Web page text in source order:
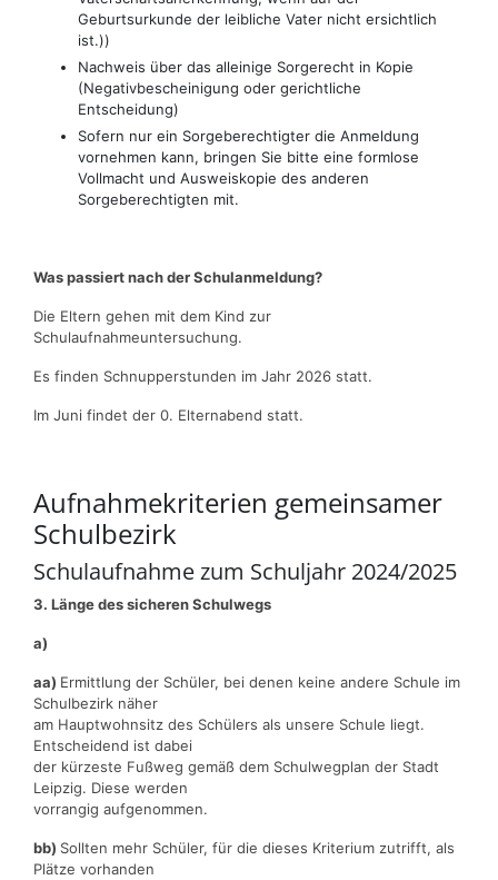
Geburtsurkunde der leibliche Vater nicht ersichtlich
ist.))
Nachweis über das alleinige Sorgerecht in Kopie
(Negativbescheinigung oder gerichtliche
Entscheidung)
Sofern nur ein Sorgeberechtigter die Anmeldung
vornehmen kann, bringen Sie bitte eine formlose
Vollmacht und Ausweiskopie des anderen
Sorgeberechtigten mit.
Was passiert nach der Schulanmeldung?
Die Eltern gehen mit dem Kind zur
Schulaufnahmeuntersuchung.
Es finden Schnupperstunden im Jahr 2026 statt.
Im Juni findet der 0. Elternabend statt.
Aufnahmekriterien gemeinsamer
Schulbezirk
Schulaufnahme zum Schuljahr 2024/2025
3. Länge des sicheren Schulwegs
a)
aa) Ermittlung der Schüler, bei denen keine andere Schule im
Schulbezirk näher
am Hauptwohnsitz des Schülers als unsere Schule liegt.
Entscheidend ist dabei
der kürzeste Fußweg gemäß dem Schulwegplan der Stadt
Leipzig. Diese werden
vorrangig aufgenommen.
bb) Sollten mehr Schüler, für die dieses Kriterium zutrifft, als
Plätze vorhanden